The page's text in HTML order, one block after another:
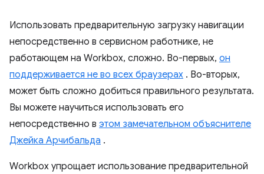
Использовать предварительную загрузку навигации
непосредственно в сервисном работнике, не
работающем на Workbox, сложно. Во-первых, он
поддерживается не во всех браузерах . Во-вторых,
может быть сложно добиться правильного результата.
Вы можете научиться использовать его
непосредственно в этом замечательном объяснителе
Джейка Арчибальда .
Workbox упрощает использование предварительной